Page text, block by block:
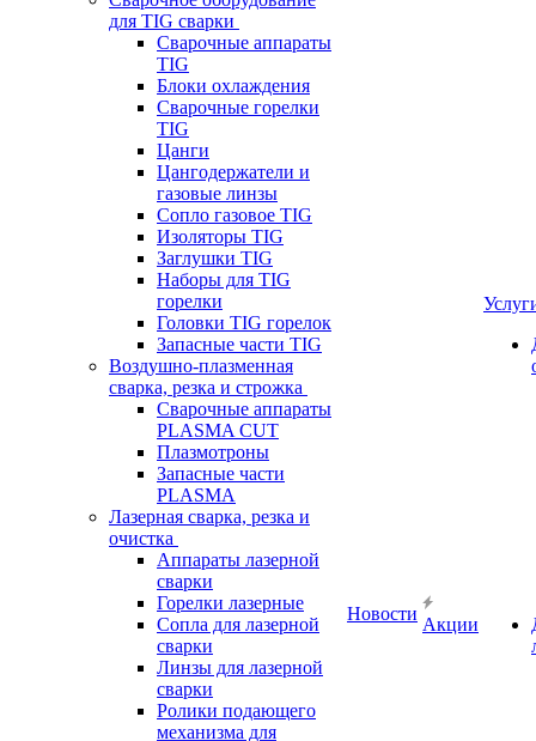
для TIG сварки
Сварочные аппараты
TIG
Блоки охлаждения
Сварочные горелки
TIG
Цанги
Цангодержатели и
газовые линзы
Сопло газовое TIG
Изоляторы TIG
Заглушки TIG
Наборы для TIG
горелки
Головки TIG горелок
Запасные части TIG
Воздушно-плазменная
сварка, резка и строжка
Сварочные аппараты
PLASMA CUT
Плазмотроны
Запасные части
PLASMA
Лазерная сварка, резка и
очистка
Аппараты лазерной
сварки
Горелки лазерные
Сопла для лазерной
сварки
Линзы для лазерной
сварки
Ролики подающего
механизма для
Новости
Акции